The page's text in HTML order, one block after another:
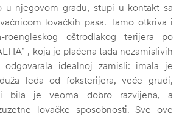
u njegovom gradu, stupi u kontakt sa
lovačkih pasa. Tamo otkriva i
oštrodlakog terijera po
, koja je plaćena tada nezamislivih
idealnoj zamisli: imala je
leda od foksterijera, veće grudi,
bila je veoma dobro razvijena, a
lovačke sposobnosti. Sve ove